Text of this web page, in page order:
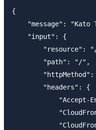
{
"message": "Kato
    "input": {
"resource":
        "path": "/",
"httpMethod":
        "headers": {
"Accept-